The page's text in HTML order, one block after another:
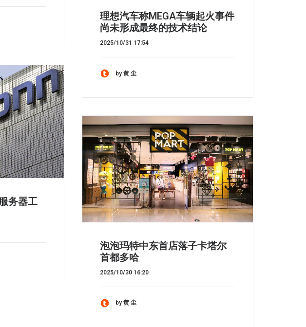
理想汽车称MEGA车辆起火事件
尚未形成最终的技术结论
2025/10/31 17:54
by 黄 尘
务器工
泡泡玛特中东首店落子卡塔尔
首都多哈
2025/10/30 16:20
by 黄 尘